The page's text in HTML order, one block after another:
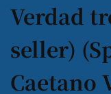
Verdad
seller)
Caetano